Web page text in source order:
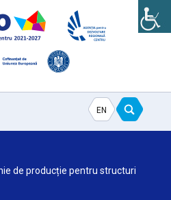
EN
de producție pentru structuri